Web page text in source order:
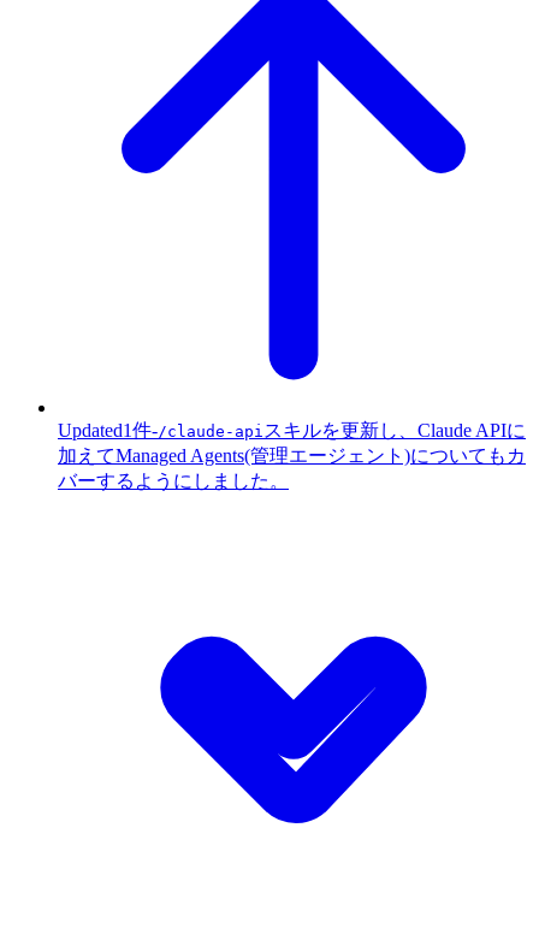
Updated1件-/claude-api スキルを更新し、Claude APIに
加えてManaged Agents(管理エージェント)についてもカ
バーするようにしました。